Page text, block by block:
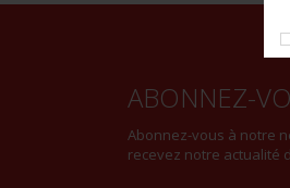
ABONNEZ-
Abonnez-vous à notre
recevez notre actualité